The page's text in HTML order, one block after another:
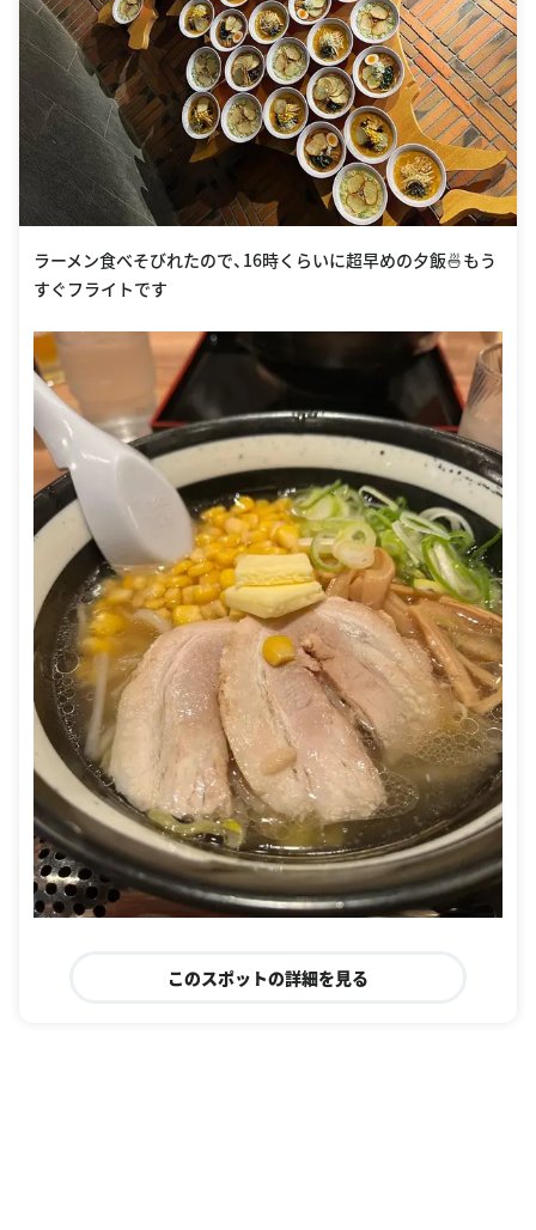
ラーメン食べそびれたので、16時くらいに超早めの夕飯🍜もう
すぐフライトです
このスポットの詳細を見る